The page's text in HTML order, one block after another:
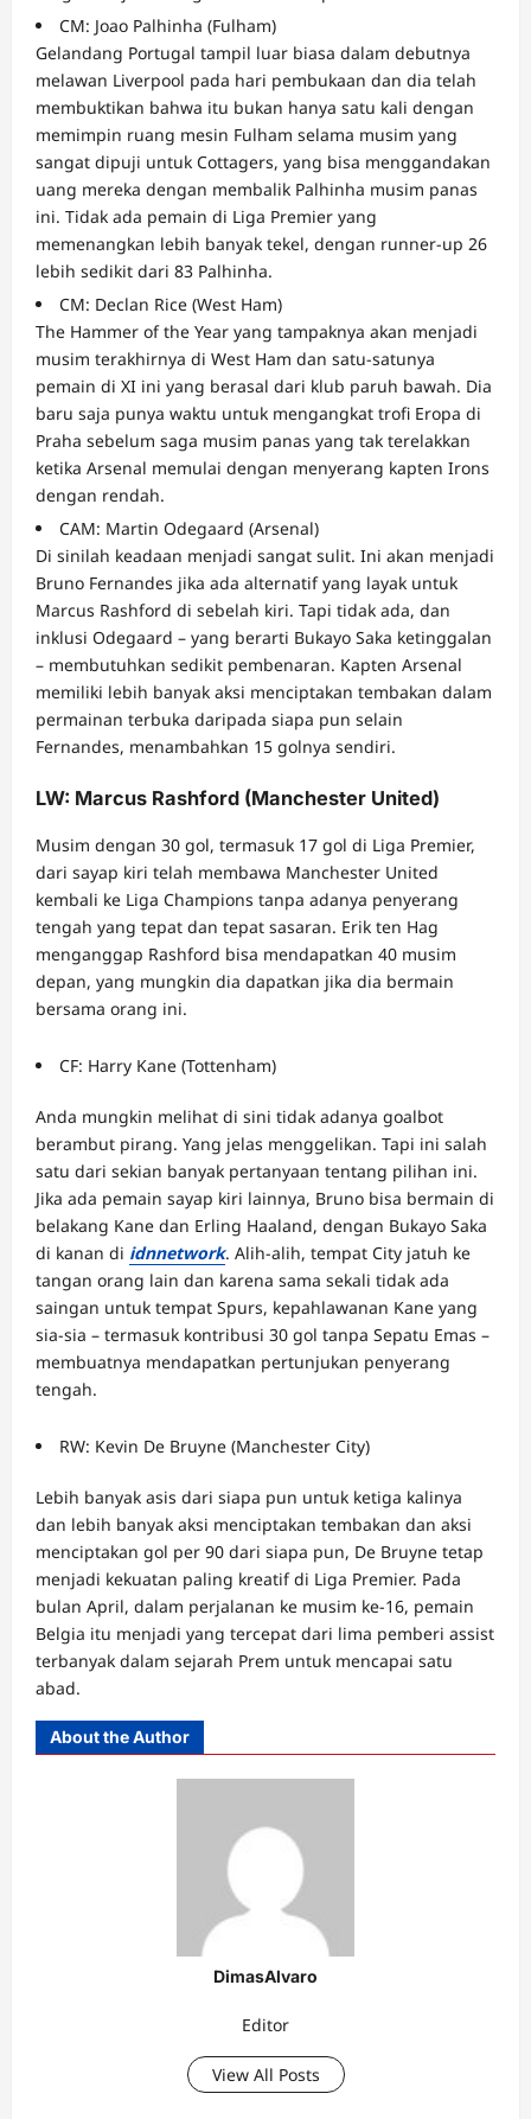
CM: Joao Palhinha (Fulham)
Gelandang Portugal tampil luar biasa dalam debutnya
melawan Liverpool pada hari pembukaan dan dia telah
membuktikan bahwa itu bukan hanya satu kali dengan
memimpin ruang mesin Fulham selama musim yang
sangat dipuji untuk Cottagers, yang bisa menggandakan
uang mereka dengan membalik Palhinha musim panas
ini. Tidak ada pemain di Liga Premier yang
memenangkan lebih banyak tekel, dengan runner-up 26
lebih sedikit dari 83 Palhinha.
CM: Declan Rice (West Ham)
The Hammer of the Year yang tampaknya akan menjadi
musim terakhirnya di West Ham dan satu-satunya
pemain di XI ini yang berasal dari klub paruh bawah. Dia
baru saja punya waktu untuk mengangkat trofi Eropa di
Praha sebelum saga musim panas yang tak terelakkan
ketika Arsenal memulai dengan menyerang kapten Irons
dengan rendah.
CAM: Martin Odegaard (Arsenal)
Di sinilah keadaan menjadi sangat sulit. Ini akan menjadi
Bruno Fernandes jika ada alternatif yang layak untuk
Marcus Rashford di sebelah kiri. Tapi tidak ada, dan
inklusi Odegaard – yang berarti Bukayo Saka ketinggalan
– membutuhkan sedikit pembenaran. Kapten Arsenal
memiliki lebih banyak aksi menciptakan tembakan dalam
permainan terbuka daripada siapa pun selain
Fernandes, menambahkan 15 golnya sendiri.
LW: Marcus Rashford (Manchester United)
Musim dengan 30 gol, termasuk 17 gol di Liga Premier,
dari sayap kiri telah membawa Manchester United
kembali ke Liga Champions tanpa adanya penyerang
tengah yang tepat dan tepat sasaran. Erik ten Hag
menganggap Rashford bisa mendapatkan 40 musim
depan, yang mungkin dia dapatkan jika dia bermain
bersama orang ini.
CF: Harry Kane (Tottenham)
Anda mungkin melihat di sini tidak adanya goalbot
berambut pirang. Yang jelas menggelikan. Tapi ini salah
satu dari sekian banyak pertanyaan tentang pilihan ini.
Jika ada pemain sayap kiri lainnya, Bruno bisa bermain di
belakang Kane dan Erling Haaland, dengan Bukayo Saka
di kanan di idnnetwork. Alih-alih, tempat City jatuh ke
tangan orang lain dan karena sama sekali tidak ada
saingan untuk tempat Spurs, kepahlawanan Kane yang
sia-sia – termasuk kontribusi 30 gol tanpa Sepatu Emas –
membuatnya mendapatkan pertunjukan penyerang
tengah.
RW: Kevin De Bruyne (Manchester City)
Lebih banyak asis dari siapa pun untuk ketiga kalinya
dan lebih banyak aksi menciptakan tembakan dan aksi
menciptakan gol per 90 dari siapa pun, De Bruyne tetap
menjadi kekuatan paling kreatif di Liga Premier. Pada
bulan April, dalam perjalanan ke musim ke-16, pemain
Belgia itu menjadi yang tercepat dari lima pemberi assist
terbanyak dalam sejarah Prem untuk mencapai satu
abad.
About the Author
DimasAlvaro
Editor
View All Posts